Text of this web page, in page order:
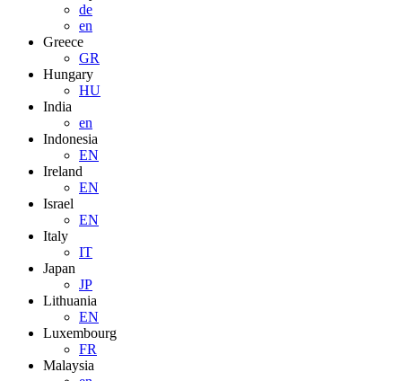
de
en
Greece
GR
Hungary
HU
India
en
Indonesia
EN
Ireland
EN
Israel
EN
Italy
IT
Japan
JP
Lithuania
EN
Luxembourg
FR
Malaysia